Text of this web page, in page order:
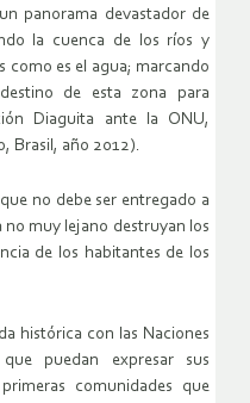
panorama devastador de
la cuenca de los ríos y
como es el agua; marcando
de esta zona para
Diaguita ante la ONU,
Brasil, año 2012).
no debe ser entregado a
muy lejano destruyan los
de los habitantes de los
histórica con las Naciones
puedan expresar sus
comunidades que